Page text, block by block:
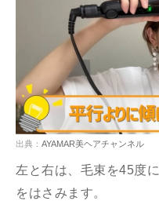
出典： AYAMAR美ヘアチャンネル
左と右は、毛束を45度
をはさみます。